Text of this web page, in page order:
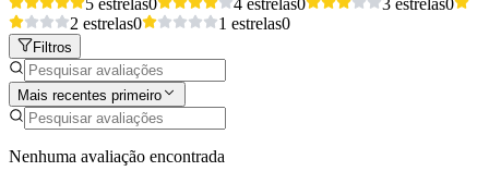
2 estrelas0 1 estrelas0
Filtros
Mais recentes primeiro
Nenhuma avaliação encontrada